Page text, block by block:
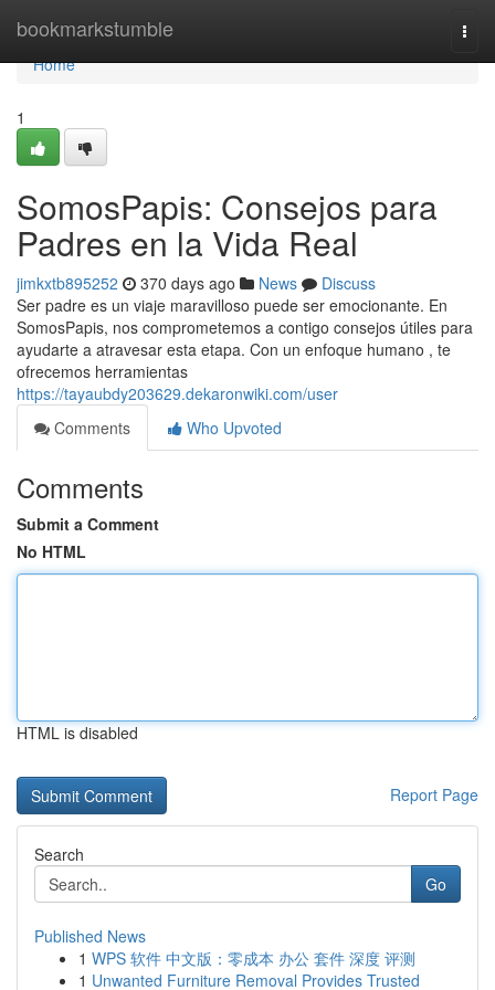
bookmarkstumble
Home
Home
1
SomosPapis: Consejos para
Padres en la Vida Real
jimkxtb895252 370 days ago News
Discuss
Ser padre es un viaje maravilloso puede ser emocionante. En
SomosPapis, nos comprometemos a contigo consejos útiles para
ayudarte a atravesar esta etapa. Con un enfoque humano , te
ofrecemos herramientas
https://tayaubdy203629.dekaronwiki.com/user
Comments
Who Upvoted
Comments
Submit a Comment
No HTML
HTML is disabled
Report Page
Search
Go
Published News
1 WPS 软件 中文版：零成本 办公 套件 深度 评测
1 Unwanted Furniture Removal Provides Trusted